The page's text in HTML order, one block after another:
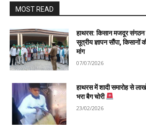
MOST READ
हाथरस: किसान मजदूर
सूत्रीय ज्ञापन सौंपा,
मांग
07/07/2026
हाथरस में शादी समारोह से
भरा बैग चोरी
23/02/2026